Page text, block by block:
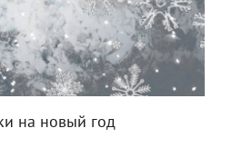
на новый год